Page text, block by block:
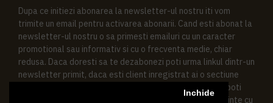
Inchide
Dupa ce initiezi abonarea la newsletter-ul nostru iti vom
trimite un email pentru activarea abonarii. Cand esti abonat la
newsletter-ul nostru o sa primesti emailuri cu un caracter
promotional sau informativ si cu o frecventa medie, chiar
redusa. Daca doresti sa te dezabonezi poti urma linkul dintr-un
newsletter primit, daca esti client inregistrat ai o sectiune
speciala in contul tau in acest scop, si de asemenea ne poti
contacta oricand pe email pentru orice intrebari sau cerinte cu